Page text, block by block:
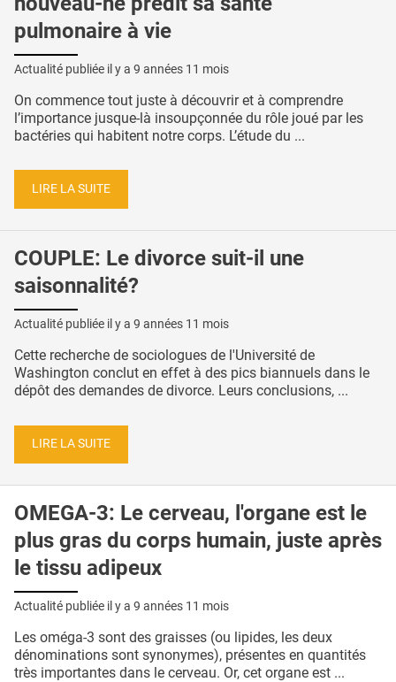
pulmonaire à vie
Actualité publiée il y a 9 années 11 mois
On commence tout juste à découvrir et à comprendre
l’importance jusque-là insoupçonnée du rôle joué par les
bactéries qui habitent notre corps. L’étude du ...
LIRE LA SUITE
COUPLE: Le divorce suit-il une
saisonnalité?
Actualité publiée il y a 9 années 11 mois
Cette recherche de sociologues de l'Université de
Washington conclut en effet à des pics biannuels dans le
dépôt des demandes de divorce. Leurs conclusions, ...
LIRE LA SUITE
OMEGA-3: Le cerveau, l'organe est le
plus gras du corps humain, juste après
le tissu adipeux
Actualité publiée il y a 9 années 11 mois
Les oméga-3 sont des graisses (ou lipides, les deux
dénominations sont synonymes), présentes en quantités
très importantes dans le cerveau. Or, cet organe est ...